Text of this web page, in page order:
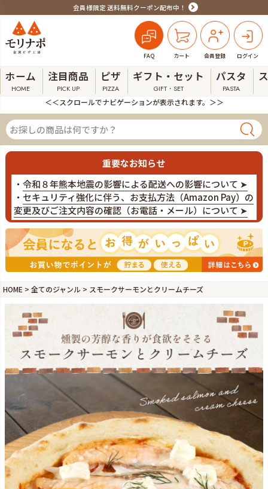
会員様限定 送料無料クーポン配布中！
FAQ カート 会員登録 ログイン
ホーム
HOME
注目商品
PICK UP
ピザ
PIZZA
ギフト・セット
GIFT・SET
パスタ
PASTA
＜＜スクロールでナビゲーションが表示されます。＞＞
重要なお知らせ
・ 令和８年熊本地震の影響による配送への影響について ➤
・ セキュリティ強化に伴う、お支払方法（Amazon Pay）の
変更及びご注文内容の確認（お電話・メール）について ➤
HOME 全てのジャンル スモークサーモンとクリームチーズ